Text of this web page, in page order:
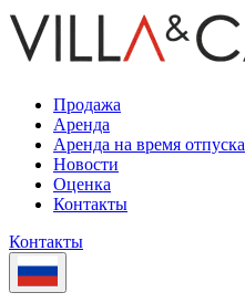
Продажа
Аренда
Аренда на время отпуска
Новости
Оценка
Контакты
Контакты